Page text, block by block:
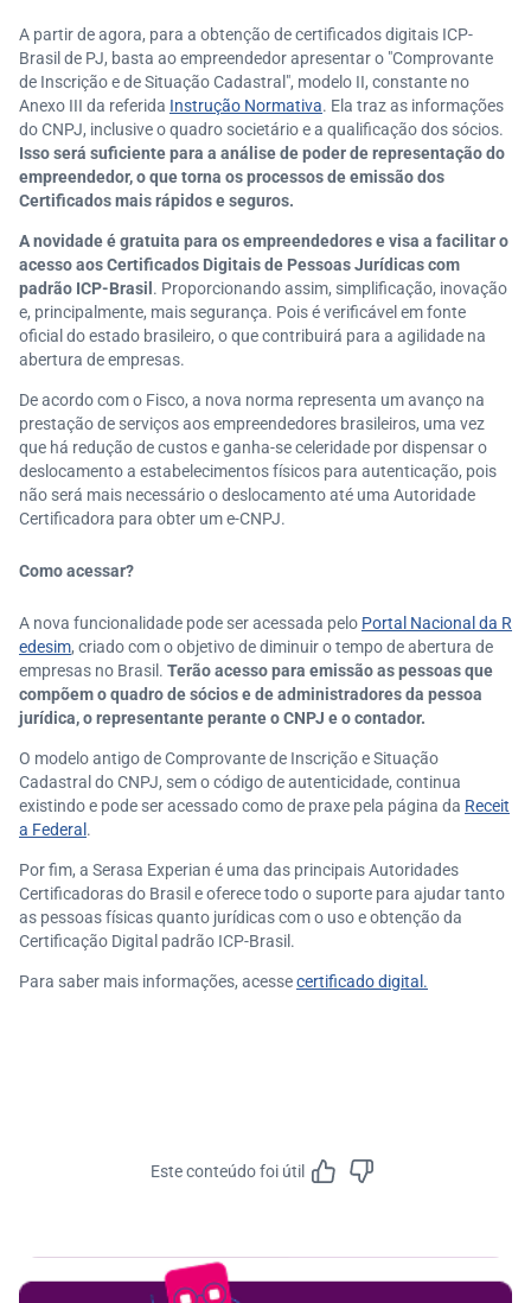
A partir de agora, para a obtenção de certificados digitais ICP-
Brasil de PJ, basta ao empreendedor apresentar o "Comprovante
de Inscrição e de Situação Cadastral", modelo II, constante no
Anexo III da referida Instrução Normativa. Ela traz as informações
do CNPJ, inclusive o quadro societário e a qualificação dos sócios.
Isso será suficiente para a análise de poder de representação do
empreendedor, o que torna os processos de emissão dos
Certificados mais rápidos e seguros.
A novidade é gratuita para os empreendedores e visa a facilitar o
acesso aos Certificados Digitais de Pessoas Jurídicas com
padrão ICP-Brasil . Proporcionando assim, simplificação, inovação
e, principalmente, mais segurança. Pois é verificável em fonte
oficial do estado brasileiro, o que contribuirá para a agilidade na
abertura de empresas.
De acordo com o Fisco, a nova norma representa um avanço na
prestação de serviços aos empreendedores brasileiros, uma vez
que há redução de custos e ganha-se celeridade por dispensar o
deslocamento a estabelecimentos físicos para autenticação, pois
não será mais necessário o deslocamento até uma Autoridade
Certificadora para obter um e-CNPJ.
Como acessar?
A nova funcionalidade pode ser acessada pelo Portal Nacional da R
edesim, criado com o objetivo de diminuir o tempo de abertura de
empresas no Brasil. Terão acesso para emissão as pessoas que
compõem o quadro de sócios e de administradores da pessoa
jurídica, o representante perante o CNPJ e o contador.
O modelo antigo de Comprovante de Inscrição e Situação
Cadastral do CNPJ, sem o código de autenticidade, continua
existindo e pode ser acessado como de praxe pela página da Receit
a Federal .
Por fim, a Serasa Experian é uma das principais Autoridades
Certificadoras do Brasil e oferece todo o suporte para ajudar tanto
as pessoas físicas quanto jurídicas com o uso e obtenção da
Certificação Digital padrão ICP-Brasil.
Para saber mais informações, acessecertificado digital.
Este conteúdo foi útil